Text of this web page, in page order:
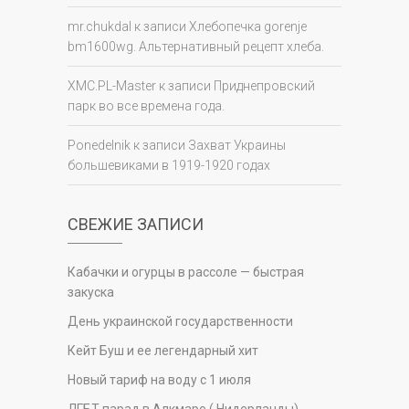
mr.chukdal к записи Хлебопечка gorenje
bm1600wg. Альтернативный рецепт хлеба.
XMC.PL-Master к записи Приднепровский
парк во все времена года.
Ponedelnik к записи Захват Украины
большевиками в 1919-1920 годах
СВЕЖИЕ ЗАПИСИ
Кабачки и огурцы в рассоле — быстрая
закуска
День украинской государственности
Кейт Буш и ее легендарный хит
Новый тариф на воду с 1 июля